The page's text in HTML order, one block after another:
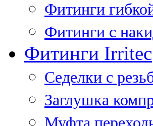
Фитинги
Фитинги с
Фитинги Irritec
Седелки с
Заглушка